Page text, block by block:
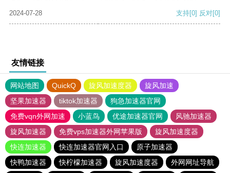
2024-07-28 支持[0] 反对[0]
友情链接
网站地图 QuickQ 旋风加速度器
旋风加速
坚果加速器
tiktok加速器
狗急加速器官网
免费vqn外网加速
小蓝鸟 优途加速器官网
风驰加速器
旋风加速器
免费vps加速器外网苹果版
旋风加速度器
快连加速器
快连加速器官网入口
原子加速器
快鸭加速器
快柠檬加速器 旋风加速度器
外网网址导航